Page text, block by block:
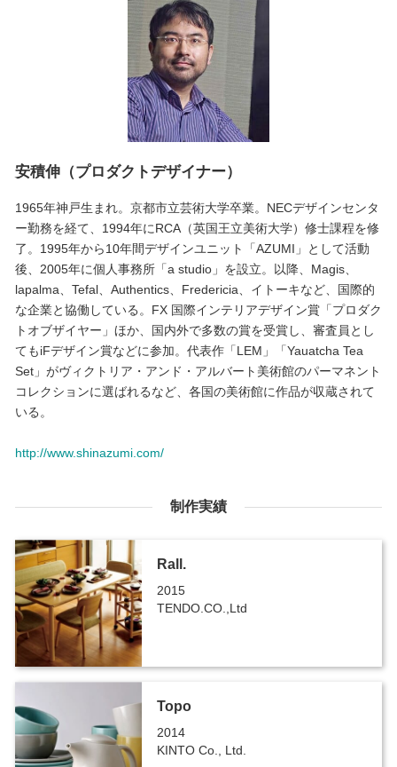
安積伸（プロダクトデザイナー）
1965年神戸生まれ。京都市立芸術大学卒業。NECデザインセンタ
ー勤務を経て、1994年にRCA（英国王立美術大学）修士課程を修
了。1995年から10年間デザインユニット「AZUMI」として活動
後、2005年に個人事務所「a studio」を設立。以降、Magis、
lapalma、Tefal、Authentics、Fredericia、イトーキなど、国際的
な企業と協働している。FX 国際インテリアデザイン賞「プロダク
トオブザイヤー」ほか、国内外で多数の賞を受賞し、審査員とし
てもiFデザイン賞などに参加。代表作「LEM」「Yauatcha Tea
Set」がヴィクトリア・アンド・アルバート美術館のパーマネント
コレクションに選ばれるなど、各国の美術館に作品が収蔵されて
いる。
http://www.shinazumi.com/
制作実績
Rall.
2015
TENDO.CO.,Ltd
Topo
2014
KINTO Co., Ltd.